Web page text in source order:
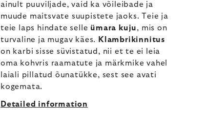
ainult puuviljade, vaid ka võileibade ja
muude maitsvate suupistete jaoks. Teie ja
teie laps hindate selle ümara kuju, mis on
turvaline ja mugav käes.
Klambrikinnitus
on karbi sisse süvistatud, nii et te ei leia
oma kohvris raamatute ja märkmike vahel
laiali pillatud õunatükke, sest see avati
kogemata.
Detailed information